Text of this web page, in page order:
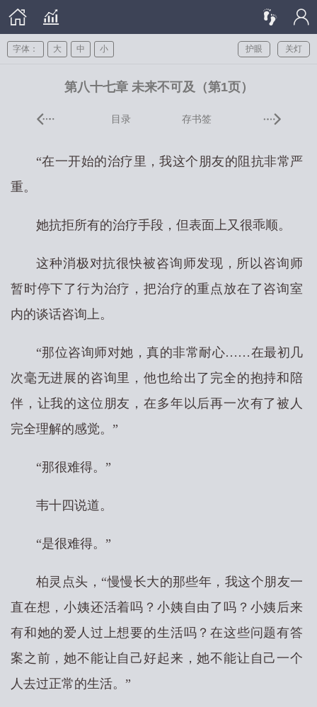
关灯
护眼
字体： 大 中 小
第八十七章 未来不可及（第1页）
目录 存书签
“在一开始的治疗里，我这个朋友的阻抗非常严
重。
她抗拒所有的治疗手段，但表面上又很乖顺。
这种消极对抗很快被咨询师发现，所以咨询师
暂时停下了行为治疗，把治疗的重点放在了咨询室
内的谈话咨询上。
“那位咨询师对她，真的非常耐心……在最初几
次毫无进展的咨询里，他也给出了完全的抱持和陪
伴，让我的这位朋友，在多年以后再一次有了被人
完全理解的感觉。”
“那很难得。”
韦十四说道。
“是很难得。”
柏灵点头，“慢慢长大的那些年，我这个朋友一
直在想，小姨还活着吗？小姨自由了吗？小姨后来
有和她的爱人过上想要的生活吗？在这些问题有答
案之前，她不能让自己好起来，她不能让自己一个
人去过正常的生活。”